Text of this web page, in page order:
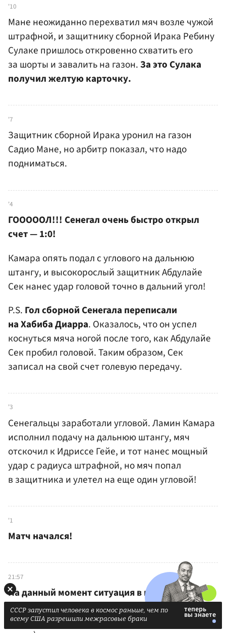
'10
Мане неожиданно перехватил мяч возле чужой
штрафной, и защитнику сборной Ирака Ребину
Сулаке пришлось откровенно схватить его
за шорты и завалить на газон.За это Сулака
получил желтую карточку.
'7
Защитник сборной Ирака уронил на газон
Садио Мане, но арбитр показал, что надо
подниматься.
'4
ГОООООЛ!!! Сенегал очень быстро открыл
счет — 1:0!
Камара опять подал с углового на дальнюю
штангу, и высокорослый защитник Абдулайе
Сек нанес удар головой точно в дальний угол!
P.S. Гол сборной Сенегала переписали
на Хабиба Диарра. Оказалось, что он успел
коснуться мяча ногой после того, как Абдулайе
Сек пробил головой. Таким образом, Сек
записал на свой счет голевую передачу.
'3
Сенегальцы заработали угловой. Ламин Камара
исполнил подачу на дальнюю штангу, мяч
отскочил к Идриссе Гейе, и тот нанес мощный
удар с радиуса штрафной, но мяч попал
в защитника и улетел на еще один угловой!
'1
Матч начался!
21:57
На данный момент ситуация в группе I такова :
1) Франция (шесть очков), 2) Норвегия (шесть
очков), 3) Сенегал (ноль очков), 4) Ирак (ноль
СССР запустил человека в космос раньше, чем по
всему США разрешили межрасовые браки